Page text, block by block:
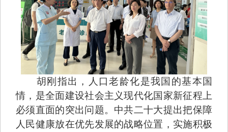
胡刚指出，人口老龄化是我国的基本国
情，是全面建设社会主义现代化国家新征程上
必须直面的突出问题。中共二十大提出把保障
人民健康放在优先发展的战略位置，实施积极